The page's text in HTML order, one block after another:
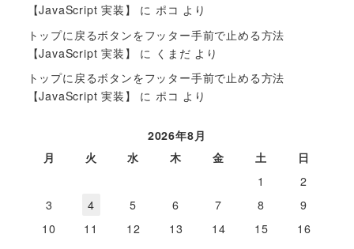
【JavaScript 実装】
に ポコ より
トップに戻るボタンをフッター手前で止める方法
【JavaScript 実装】
に くまだ より
トップに戻るボタンをフッター手前で止める方法
【JavaScript 実装】
にポコ より
2026年8月
月
火 水 木 金 土
日
1
2
3
4 5 6 7 8
9
10
11 12 13 14 15
16